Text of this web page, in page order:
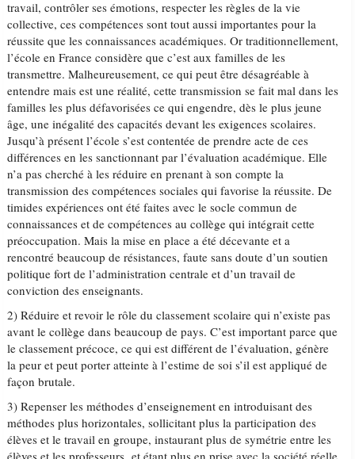
travail, contrôler ses émotions, respecter les règles de la vie
collective, ces compétences sont tout aussi importantes pour la
réussite que les connaissances académiques. Or traditionnellement,
l’école en France considère que c’est aux familles de les
transmettre. Malheureusement, ce qui peut être désagréable à
entendre mais est une réalité, cette transmission se fait mal dans les
familles les plus défavorisées ce qui engendre, dès le plus jeune
âge, une inégalité des capacités devant les exigences scolaires.
Jusqu’à présent l’école s’est contentée de prendre acte de ces
différences en les sanctionnant par l’évaluation académique. Elle
n’a pas cherché à les réduire en prenant à son compte la
transmission des compétences sociales qui favorise la réussite. De
timides expériences ont été faites avec le socle commun de
connaissances et de compétences au collège qui intégrait cette
préoccupation. Mais la mise en place a été décevante et a
rencontré beaucoup de résistances, faute sans doute d’un soutien
politique fort de l’administration centrale et d’un travail de
conviction des enseignants.
2) Réduire et revoir le rôle du classement scolaire qui n’existe pas
avant le collège dans beaucoup de pays. C’est important parce que
le classement précoce, ce qui est différent de l’évaluation, génère
la peur et peut porter atteinte à l’estime de soi s’il est appliqué de
façon brutale.
3) Repenser les méthodes d’enseignement en introduisant des
méthodes plus horizontales, sollicitant plus la participation des
élèves et le travail en groupe, instaurant plus de symétrie entre les
élèves et les professeurs et étant plus en prise avec la société réelle